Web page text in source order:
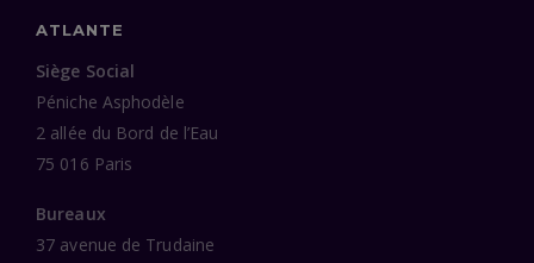
ATLANTE
Siège Social
Péniche Asphodèle
2 allée du Bord de l’Eau
75 016 Paris
Bureaux
37 avenue de Trudaine